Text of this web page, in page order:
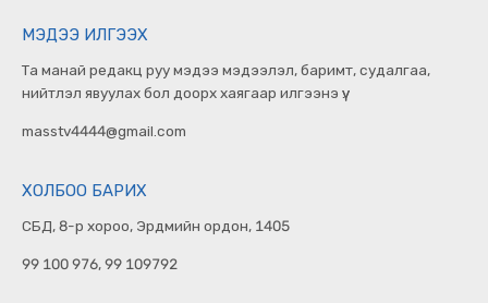
МЭДЭЭ ИЛГЭЭХ
Та манай редакц руу мэдээ мэдээлэл, баримт, судалгаа,
нийтлэл явуулах бол доорх хаягаар илгээнэ үү.
masstv4444@gmail.com
ХОЛБОО БАРИХ
СБД, 8-р хороо, Эрдмийн ордон, 1405
99 100 976, 99 109792